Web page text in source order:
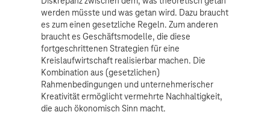
werden müsste und was getan wird. Dazu braucht
es zum einen gesetzliche Regeln. Zum anderen
braucht es Geschäftsmodelle, die diese
fortgeschrittenen Strategien für eine
Kreislaufwirtschaft realisierbar machen. Die
Kombination aus (gesetzlichen)
Rahmenbedingungen und unternehmerischer
Kreativität ermöglicht vermehrte Nachhaltigkeit,
die auch ökonomisch Sinn macht.